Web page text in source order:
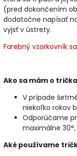
(pred dokončením
dodatočne napísať
vyjsť v ústrety.
Farebný vzorkovník
Ako sa mám o
V prípade
niekoľko rokov
Odporúčame
maximálne
Aké používame